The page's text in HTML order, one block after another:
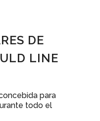
DE
LINE
para
todo el